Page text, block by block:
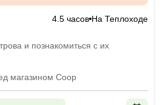
4.5 часов На Теплоходе
и познакомиться с их
магазином Coop